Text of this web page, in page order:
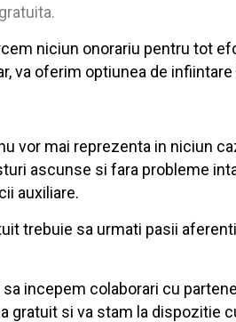
niciun onorariu pentru tot
va oferim optiunea de
mai reprezenta in niciun
ascunse si fara probleme
auxiliare.
trebuie sa urmati pasii
incepem colaborari cu
si va stam la